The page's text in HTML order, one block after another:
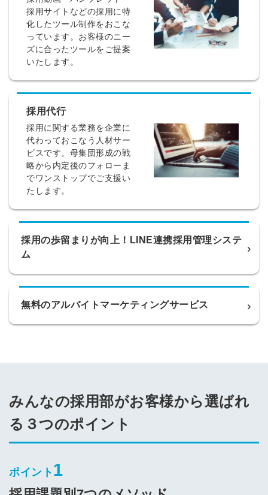
採用サイトなどの採用に特
化したツール制作をおこな
っています。お客様のニー
ズに合ったツールをご提案
いたします。
採用代行
採用に関する業務を企業に
代わっておこなう人材サー
ビスです。母集団形成の戦
略から内定後のフォローま
でワンストップでご支援い
たします。
採用の歩留まりが向上！LINE連携採用管理システ
ム
無料のアルバイトマーケティングサービス
みんなの採用部がお客様から選ばれ
る３つのポイント
ポイント 1